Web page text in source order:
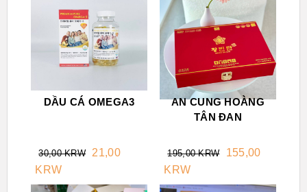
DẦU CÁ OMEGA3
30,00 KRW
21,00
KRW
AN CUNG HOÀNG
TÂN ĐAN
195,00 KRW
155,00
KRW